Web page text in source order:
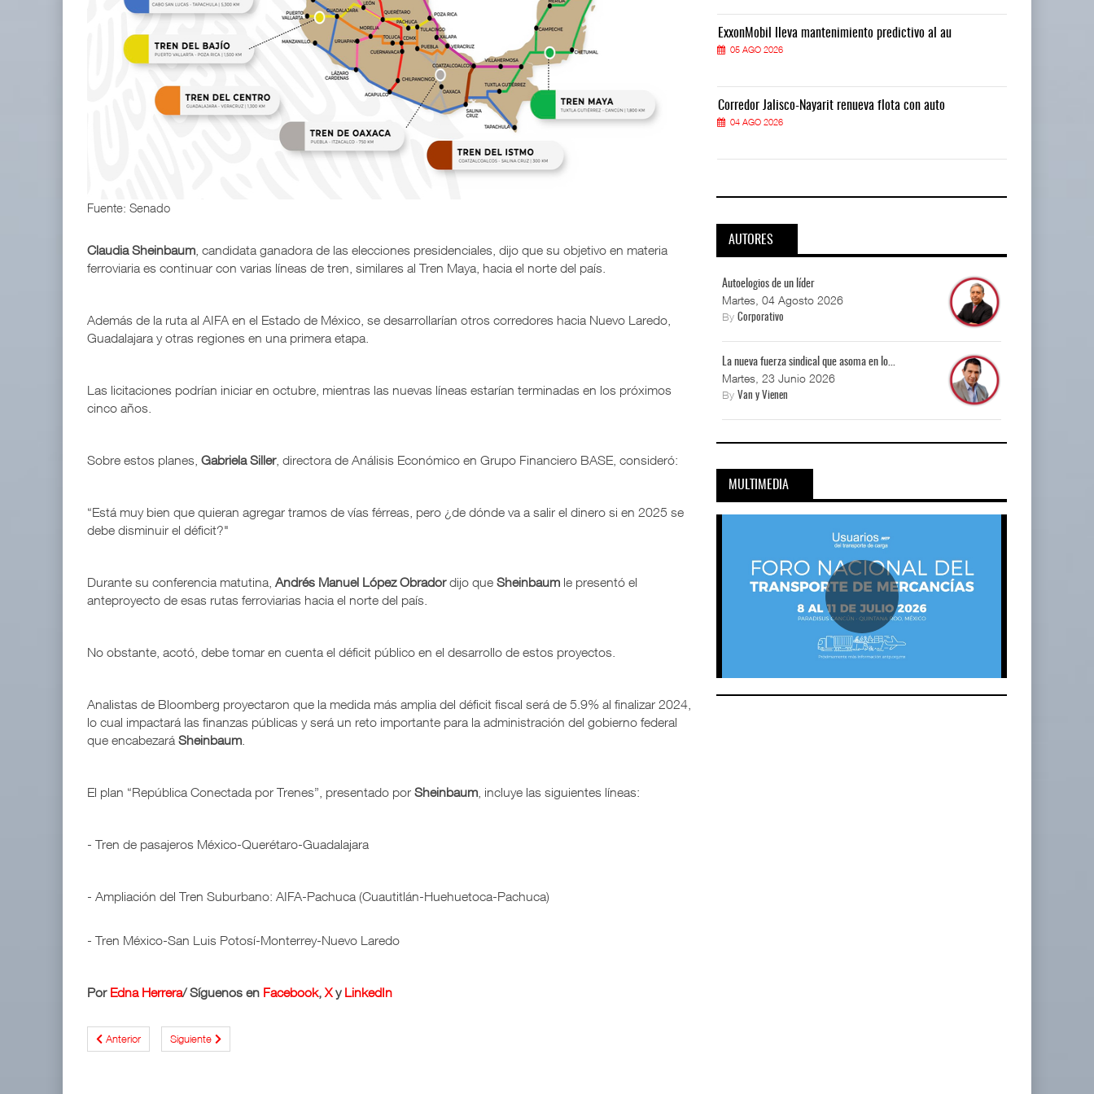
Fuente: Senado
Claudia Sheinbaum , candidata ganadora de las elecciones presidenciales, dijo que su objetivo en materia
ferroviaria es continuar con varias líneas de tren, similares al Tren Maya, hacia el norte del país.
Además de la ruta al AIFA en el Estado de México, se desarrollarían otros corredores hacia Nuevo Laredo,
Guadalajara y otras regiones en una primera etapa.
Las licitaciones podrían iniciar en octubre, mientras las nuevas líneas estarían terminadas en los próximos
cinco años.
Sobre estos planes, Gabriela Siller, directora de Análisis Económico en Grupo Financiero BASE, consideró:
“Está muy bien que quieran agregar tramos de vías férreas, pero ¿de dónde va a salir el dinero si en 2025 se
debe disminuir el déficit?"
Durante su conferencia matutina, Andrés Manuel López Obradordijo que Sheinbaum le presentó el
anteproyecto de esas rutas ferroviarias hacia el norte del país.
No obstante, acotó, debe tomar en cuenta el déficit público en el desarrollo de estos proyectos.
Analistas de Bloomberg proyectaron que la medida más amplia del déficit fiscal será de 5.9% al finalizar 2024,
lo cual impactará las finanzas públicas y será un reto importante para la administración del gobierno federal
que encabezará Sheinbaum
El plan “República Conectada por Trenes”, presentado por Sheinbaum , incluye las siguientes líneas:
- Tren de pasajeros México-Querétaro-Guadalajara
- Ampliación del Tren Suburbano: AIFA-Pachuca (Cuautitlán-Huehuetoca-Pachuca)
- Tren México-San Luis Potosí-Monterrey-Nuevo Laredo
Por Edna Herrera/ Síguenos en Facebook, Xy LinkedIn
Anterior Siguiente
ExxonMobil lleva mantenimiento predictivo al au
05 AGO 2026
Corredor Jalisco-Nayarit renueva flota con auto
04 AGO 2026
ExxonMobil lleva mantenimiento predictivo al au
05 AGO 2026
Corredor Jalisco-Nayarit renueva flota con auto
ExxonMobil lleva mantenimiento predictivo al au
05 AGO 2026
Corredor Jalisco-Nayarit renueva flota con auto
04 AGO 2026
AUTORES
Autoelogios de un líder
Martes, 04 Agosto 2026
ByCorporativo
La nueva fuerza sindical que asoma en lo...
Martes, 23 Junio 2026
ByVan y Vienen
MULTIMEDIA